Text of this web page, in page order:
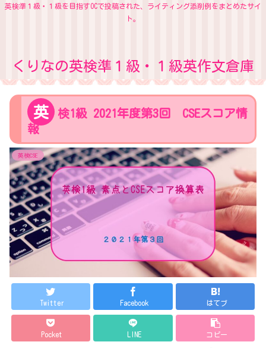
英検準１級・１級を目指すOCで投稿された、ライティング添削例をまとめたサイ
ト。
くりなの英検準１級・１級英作文倉庫
英
検1級 2021年度第3回 CSEスコア情
報
英検CSE
Twitter Facebook はてブ
Pocket LINE コピー